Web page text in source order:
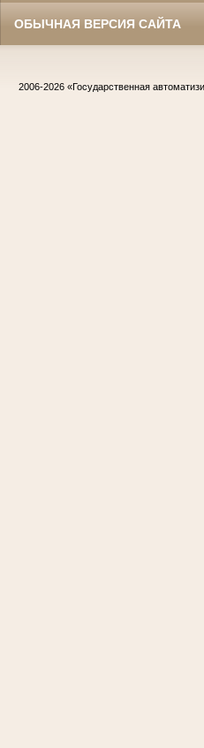
ОБЫЧНАЯ ВЕРСИЯ САЙТА
2006-2026 «Государственная